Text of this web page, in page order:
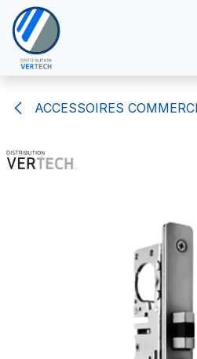
Se rendre au contenu
ACCESSOIRES